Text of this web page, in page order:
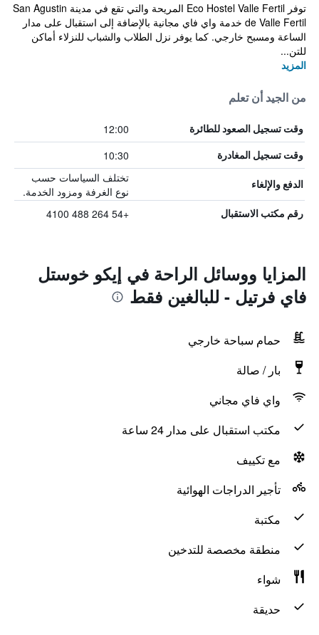
توفر Eco Hostel Valle Fertil المريحة والتي تقع في مدينة San Agustin
de Valle Fertil خدمة واي فاي مجانية بالإضافة إلى استقبال على مدار
الساعة ومسبح خارجي. كما يوفر نزل الطلاب والشباب للنزلاء أماكن
للتن...
المزيد
من الجيد أن تعلم
وقت تسجيل الصعود للطائرة 12:00
وقت تسجيل المغادرة 10:30
الدفع والإلغاء
تختلف السياسات حسب
نوع الغرفة ومزود الخدمة.
رقم مكتب الاستقبال +54 264 488 4100
المزايا ووسائل الراحة في إيكو خوستل
فاي فرتيل - للبالغين فقط
حمام سباحة خارجي
بار / صالة
واي فاي مجاني
مكتب استقبال على مدار 24 ساعة
مع تكييف
تأجير الدراجات الهوائية
مكتبة
منطقة مخصصة للتدخين
شواء
حديقة